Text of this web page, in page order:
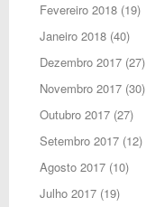
Fevereiro 2018(19)
Janeiro 2018(40)
Dezembro 2017(27)
Novembro 2017(30)
Outubro 2017(27)
Setembro 2017(12)
Agosto 2017(10)
Julho 2017(19)